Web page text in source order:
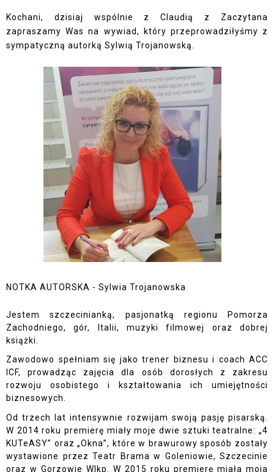
Kochani, dzisiaj wspólnie z Claudią z Zaczytana
zapraszamy Was na wywiad, który przeprowadziłyśmy z
sympatyczną autorką Sylwią Trojanowską.
NOTKA AUTORSKA - Sylwia Trojanowska
Jestem szczecinianką, pasjonatką regionu Pomorza
Zachodniego, gór, Italii, muzyki filmowej oraz dobrej
książki.
Zawodowo spełniam się jako trener biznesu i coach ACC
ICF, prowadząc zajęcia dla osób dorosłych z zakresu
rozwoju osobistego i kształtowania ich umiejętności
biznesowych.
Od trzech lat intensywnie rozwijam swoją pasję pisarską.
W 2014 roku premierę miały moje dwie sztuki teatralne: „4
KUTeASY” oraz „Okna”, które w brawurowy sposób zostały
wystawione przez Teatr Brama w Goleniowie, Szczecinie
oraz w Gorzowie Wlkp. W 2015 roku premierę miała moja